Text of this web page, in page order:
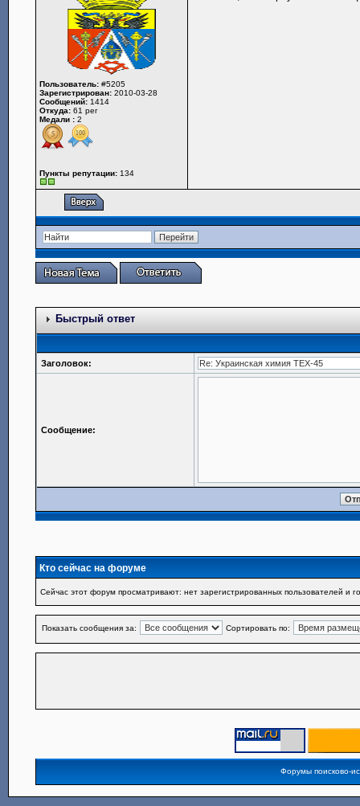
Пользователь: #5205
Зарегистрирован: 2010-03-28
Сообщений: 1414
Откуда: 61 рег
Медали : 2
Пункты репутации: 134
Быстрый ответ
Заголовок:
Сообщение:
Кто сейчас на форуме
Сейчас этот форум просматривают: нет зарегистрированных пользователей и
Показать сообщения за: Сортировать по:
Форумы поисково-